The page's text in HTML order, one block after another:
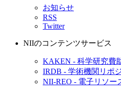
お知らせ
RSS
Twitter
NIIのコンテンツサービス
KAKEN - 科学研究費
IRDB - 学術機関リポ
NII-REO - 電子リソー